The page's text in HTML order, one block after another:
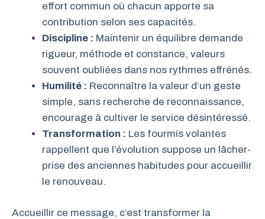
effort commun où chacun apporte sa
contribution selon ses capacités.
Discipline : Maintenir un équilibre demande
rigueur, méthode et constance, valeurs
souvent oubliées dans nos rythmes effrénés.
Humilité : Reconnaître la valeur d’un geste
simple, sans recherche de reconnaissance,
encourage à cultiver le service désintéressé.
Transformation : Les fourmis volantes
rappellent que l’évolution suppose un lâcher-
prise des anciennes habitudes pour accueillir
le renouveau.
Accueillir ce message, c’est transformer la